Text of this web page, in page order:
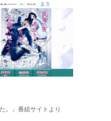
。」番組サイトより